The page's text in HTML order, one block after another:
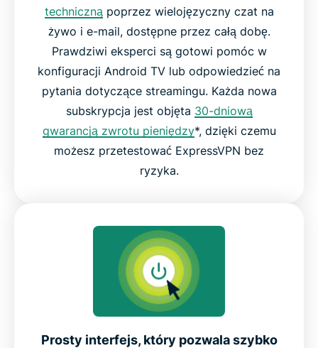
techniczną poprzez wielojęzyczny czat na
żywo i e-mail, dostępne przez całą dobę.
Prawdziwi eksperci są gotowi pomóc w
konfiguracji Android TV lub odpowiedzieć na
pytania dotyczące streamingu. Każda nowa
subskrypcja jest objęta 30-dniową
gwarancją zwrotu pieniędzy*, dzięki czemu
możesz przetestować ExpressVPN bez
ryzyka.
Prosty interfejs, który pozwala szybko